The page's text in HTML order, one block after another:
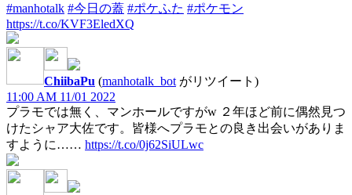
#manhotalk #今日の蓋 #ポケふた #ポケモン
https://t.co/KVF3EledXQ
ChiibaPu (manhotalk_bot がリツイート)
11:00 AM 11/01 2022
プラモでは無く、マンホールですがw ２年ほど前に偶然見つ
けたシャア大佐です。皆様へプラモとの良き出会いがありま
すように…… https://t.co/0j62SiULwc